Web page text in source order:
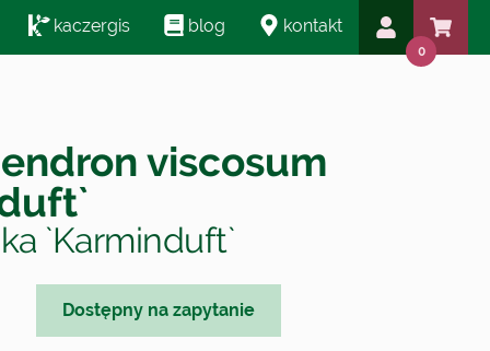
kaczergis blog kontakt
0
viscosum
`Karminduft`
Dostępny na zapytanie